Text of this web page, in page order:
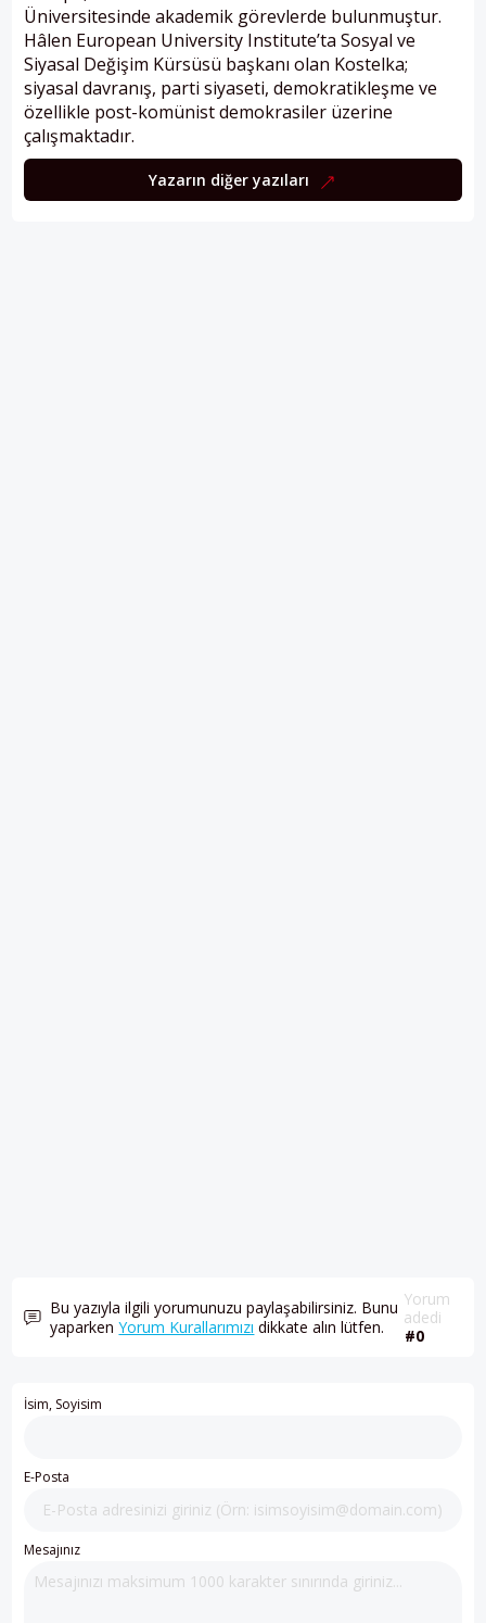
Üniversitesinde akademik görevlerde bulunmuştur.
Hâlen European University Institute’ta Sosyal ve
Siyasal Değişim Kürsüsü başkanı olan Kostelka;
siyasal davranış, parti siyaseti, demokratikleşme ve
özellikle post-komünist demokrasiler üzerine
çalışmaktadır.
Yazarın diğer yazıları
Bu yazıyla ilgili yorumunuzu paylaşabilirsiniz. Bunu
yaparkenYorum Kurallarımızı dikkate alın lütfen.
Yorum
adedi
#0
İsim, Soyisim
E-Posta
Mesajınız